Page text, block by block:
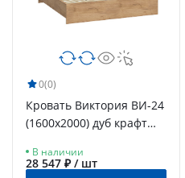
0(0)
Кровать Виктория ВИ-24
(1600x2000) дуб крафт
В наличии
28 547 ₽ / шт